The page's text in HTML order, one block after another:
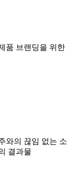
품 브랜딩을 위한
와의 끊임 없는 소
결과물